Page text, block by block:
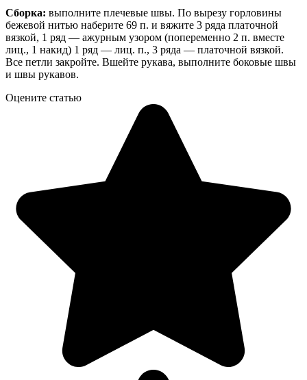
Сборка: выполните плечевые швы. По вырезу горловины
бежевой нитью наберите 69 п. и вяжите 3 ряда платочной
вязкой, 1 ряд — ажурным узором (попеременно 2 п. вместе
лиц., 1 накид) 1 ряд — лиц. п., 3 ряда — платочной вязкой.
Все петли закройте. Вшейте рукава, выполните боковые швы
и швы рукавов.
Оцените статью